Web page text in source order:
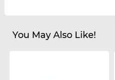
You May Also Like!